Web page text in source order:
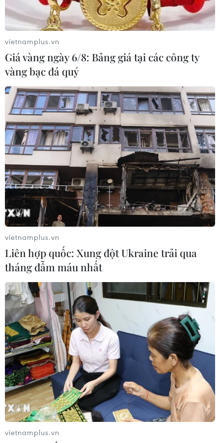
TIN CÙNG CHUYÊN MỤC
Doanh nghiệp Trung Quốc đánh giá
cao triển vọng hợp tác cơ giới hóa
nông nghiệp với Việt Nam
06/08/2026 04:14
Thống đốc Fed khuyến nghị tăng lãi
suất nếu lạm phát không sớm hạ
vietnamplus.vn
Giá vàng ngày 6/8: Bảng giá tại các công ty
vàng bạc đá quý
vietnamplus.vn
Liên hợp quốc: Xung đột Ukraine trải qua
tháng đẫm máu nhất
vietnamplus.vn